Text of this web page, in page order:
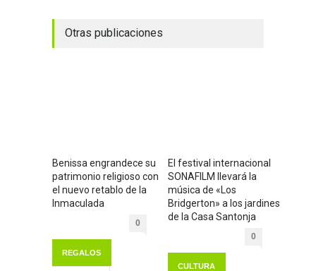
Otras publicaciones
Benissa engrandece su
patrimonio religioso con
el nuevo retablo de la
Inmaculada
0
REGALOS
El festival internacional
SONAFILM llevará la
música de «Los
Bridgerton» a los jardines
de la Casa Santonja
0
CULTURA